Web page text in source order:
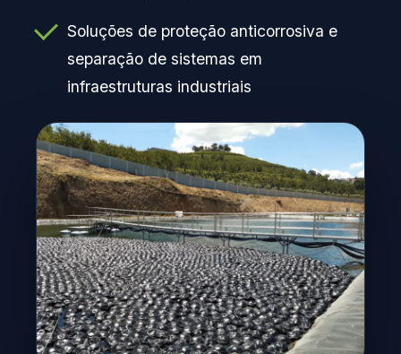
Soluções de proteção anticorrosiva e
separação de sistemas em
infraestruturas industriais